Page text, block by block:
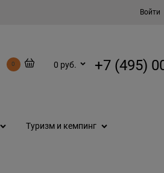
Войти
0 0 руб. +7 (495)
Туризм и кемпинг